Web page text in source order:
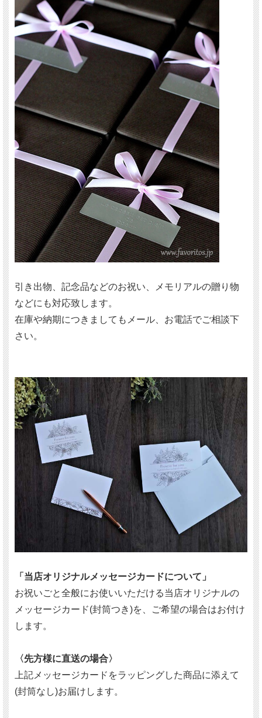
引き出物、記念品などのお祝い、メモリアルの贈り物
などにも対応致します。
在庫や納期につきましてもメール、お電話でご相談下
さい。
「当店オリジナルメッセージカードについて」
お祝いごと全般にお使いいただける当店オリジナルの
メッセージカード(封筒つき)を、ご希望の場合はお付け
します。
〈先方様に直送の場合〉
上記メッセージカードをラッピングした商品に添えて
(封筒なし)お届けします。